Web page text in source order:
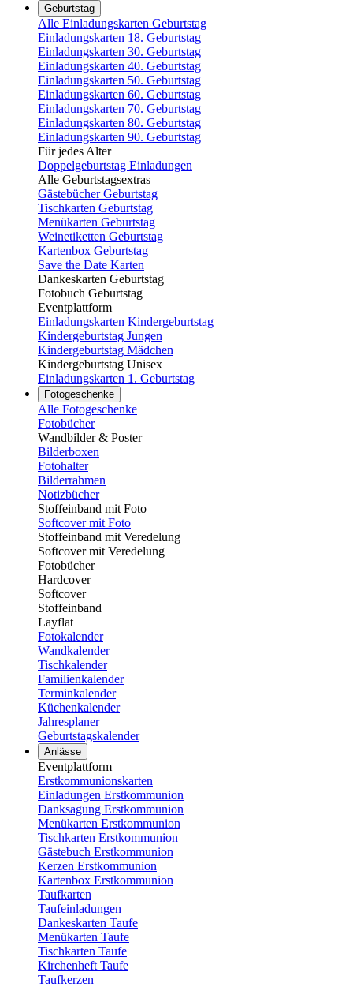
Geburtstag
Alle Einladungskarten Geburtstag
Einladungskarten 18. Geburtstag
Einladungskarten 30. Geburtstag
Einladungskarten 40. Geburtstag
Einladungskarten 50. Geburtstag
Einladungskarten 60. Geburtstag
Einladungskarten 70. Geburtstag
Einladungskarten 80. Geburtstag
Einladungskarten 90. Geburtstag
Für jedes Alter
Doppelgeburtstag Einladungen
Alle Geburtstagsextras
Gästebücher Geburtstag
Tischkarten Geburtstag
Menükarten Geburtstag
Weinetiketten Geburtstag
Kartenbox Geburtstag
Save the Date Karten
Dankeskarten Geburtstag
Fotobuch Geburtstag
Eventplattform
Einladungskarten Kindergeburtstag
Kindergeburtstag Jungen
Kindergeburtstag Mädchen
Kindergeburtstag Unisex
Einladungskarten 1. Geburtstag
Fotogeschenke
Alle Fotogeschenke
Fotobücher
Wandbilder & Poster
Bilderboxen
Fotohalter
Bilderrahmen
Notizbücher
Stoffeinband mit Foto
Softcover mit Foto
Stoffeinband mit Veredelung
Softcover mit Veredelung
Fotobücher
Hardcover
Softcover
Stoffeinband
Layflat
Fotokalender
Wandkalender
Tischkalender
Familienkalender
Terminkalender
Küchenkalender
Jahresplaner
Geburtstagskalender
Anlässe
Eventplattform
Erstkommunionskarten
Einladungen Erstkommunion
Danksagung Erstkommunion
Menükarten Erstkommunion
Tischkarten Erstkommunion
Gästebuch Erstkommunion
Kerzen Erstkommunion
Kartenbox Erstkommunion
Taufkarten
Taufeinladungen
Dankeskarten Taufe
Menükarten Taufe
Tischkarten Taufe
Kirchenheft Taufe
Taufkerzen